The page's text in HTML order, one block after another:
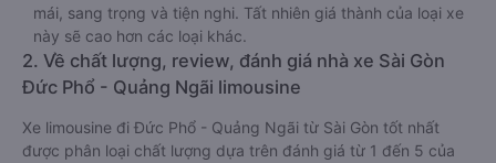
mái, sang trọng và tiện nghi. Tất nhiên giá thành của loại xe
này sẽ cao hơn các loại khác.
2. Về chất lượng, review, đánh giá nhà xe Sài Gòn
Đức Phổ - Quảng Ngãi limousine
Xe limousine đi Đức Phổ - Quảng Ngãi từ Sài Gòn tốt nhất
được phân loại chất lượng dựa trên đánh giá từ 1 đến 5 của